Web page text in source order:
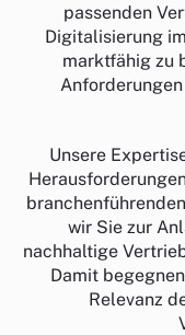
passenden
Digitalisierung
marktfähig zu
Unsere
wir Sie zur
nachhaltige
Damit
Relevanz